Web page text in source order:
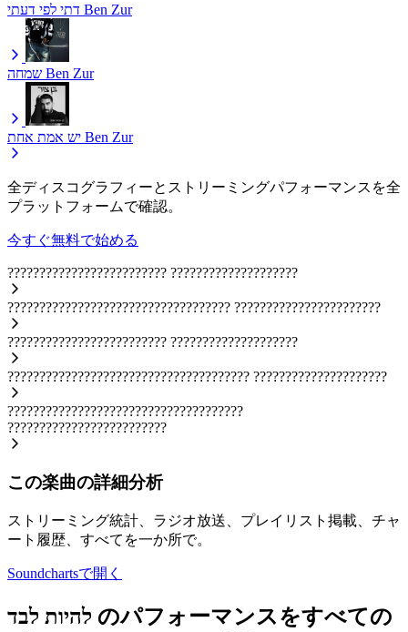
דתי לפי דעתי Ben Zur
שמחה Ben Zur
יש אמת אחת Ben Zur
全ディスコグラフィーとストリーミングパフォーマンスを全
プラットフォームで確認。
今すぐ無料で始める
????????????????????????? ????????????????????
??????????????????????????????????? ???????????????????????
????????????????????????? ????????????????????
?????????????????????????????????????? ?????????????????????
?????????????????????????????????????
?????????????????????????
この楽曲の詳細分析
ストリーミング統計、ラジオ放送、プレイリスト掲載、チャ
ート履歴、すべてを一か所で。
Soundchartsで開く
להיות לבד のパフォーマンスをすべての